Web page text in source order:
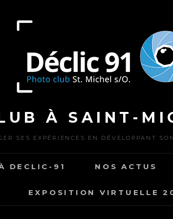
À SAINT-
SES EXPÉRIENCES EN DÉVELOPPANT
DECLIC-91 NOS ACTUS
EXPOSITION VIRTUELLE